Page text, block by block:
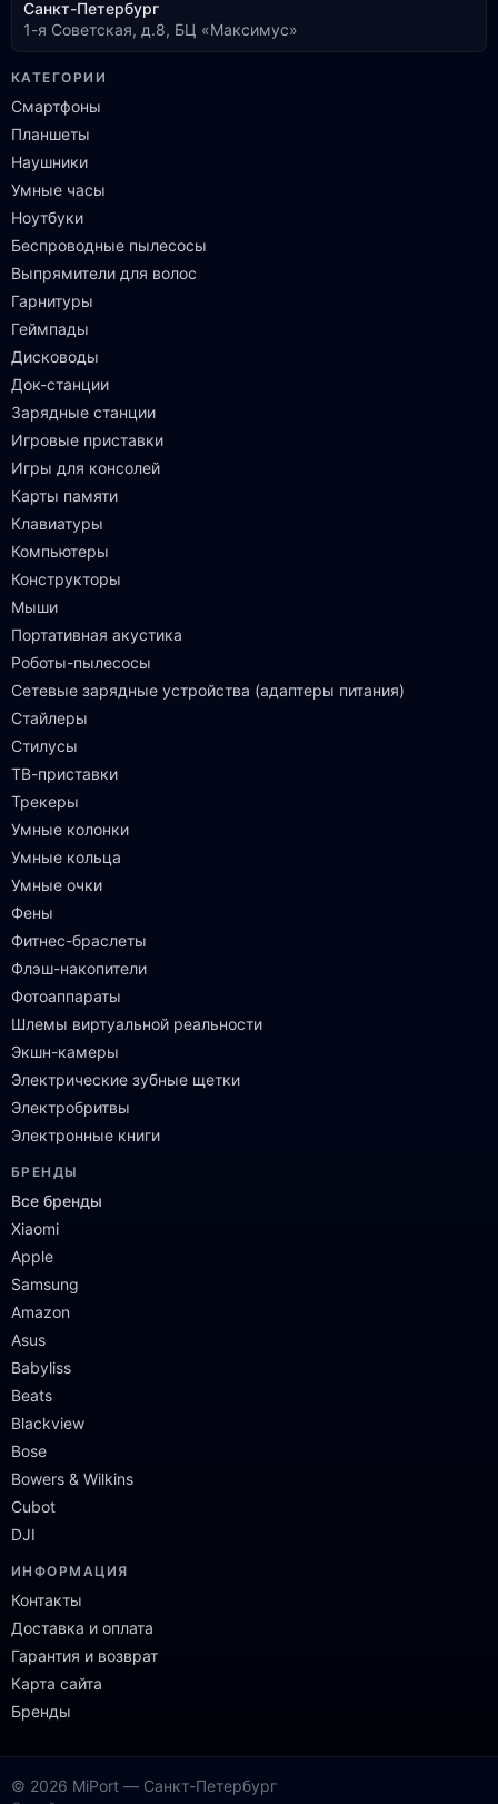
Санкт-Петербург
1-я Советская, д.8, БЦ «Максимус»
КАТЕГОРИИ
Смартфоны
Планшеты
Наушники
Умные часы
Ноутбуки
Беспроводные пылесосы
Выпрямители для волос
Гарнитуры
Геймпады
Дисководы
Док-станции
Зарядные станции
Игровые приставки
Игры для консолей
Карты памяти
Клавиатуры
Компьютеры
Конструкторы
Мыши
Портативная акустика
Роботы-пылесосы
Сетевые зарядные устройства (адаптеры питания)
Стайлеры
Стилусы
ТВ-приставки
Трекеры
Умные колонки
Умные кольца
Умные очки
Фены
Фитнес-браслеты
Флэш-накопители
Фотоаппараты
Шлемы виртуальной реальности
Экшн-камеры
Электрические зубные щетки
Электробритвы
Электронные книги
БРЕНДЫ
Все бренды
Xiaomi
Apple
Samsung
Amazon
Asus
Babyliss
Beats
Blackview
Bose
Bowers & Wilkins
Cubot
DJI
ИНФОРМАЦИЯ
Контакты
Доставка и оплата
Гарантия и возврат
Карта сайта
Бренды
© 2026 MiPort — Санкт-Петербург